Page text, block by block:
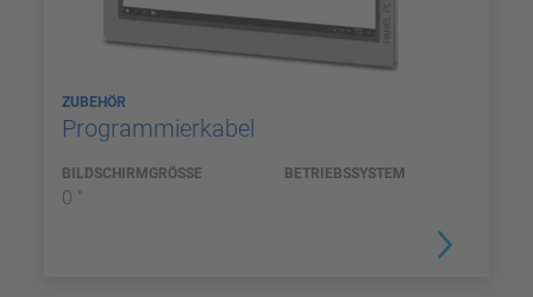
ZUBEHÖR
Programmierkabel
BILDSCHIRMGRÖSSE
0 "
BETRIEBSSYSTEM